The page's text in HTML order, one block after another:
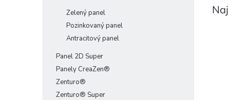
Zelený panel
Pozinkovaný panel
Antracitový panel
Panel 2D Super
Panely CreaZen®
Zenturo®
Zenturo® Super